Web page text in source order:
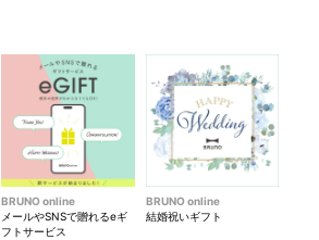
BRUNO online
メールやSNSで贈れるeギ
フトサービス
BRUNO online
結婚祝いギフト